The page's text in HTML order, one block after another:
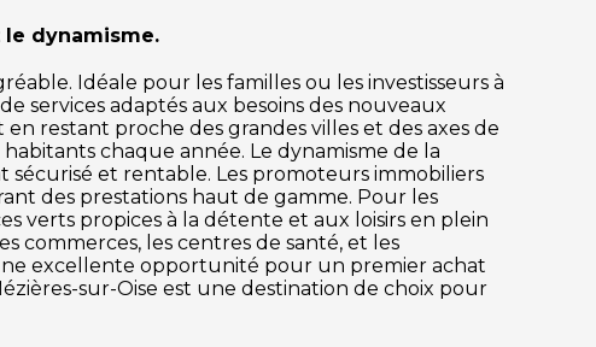
dynamisme.
Idéale pour les familles ou les investisseurs à
services adaptés aux besoins des nouveaux
restant proche des grandes villes et des axes de
chaque année. Le dynamisme de la
et rentable. Les promoteurs immobiliers
des prestations haut de gamme. Pour les
verts propices à la détente et aux loisirs en plein
commerces, les centres de santé, et les
excellente opportunité pour un premier achat
sur-Oise est une destination de choix pour